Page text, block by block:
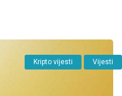
Kripto vijesti Vijesti